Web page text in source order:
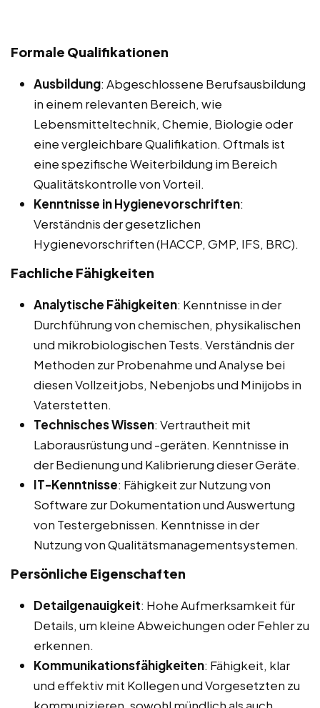
Formale Qualifikationen
Ausbildung: Abgeschlossene Berufsausbildung
in einem relevanten Bereich, wie
Lebensmitteltechnik, Chemie, Biologie oder
eine vergleichbare Qualifikation. Oftmals ist
eine spezifische Weiterbildung im Bereich
Qualitätskontrolle von Vorteil.
Kenntnisse in Hygienevorschriften:
Verständnis der gesetzlichen
Hygienevorschriften (HACCP, GMP, IFS, BRC).
Fachliche Fähigkeiten
Analytische Fähigkeiten: Kenntnisse in der
Durchführung von chemischen, physikalischen
und mikrobiologischen Tests. Verständnis der
Methoden zur Probenahme und Analyse bei
diesen Vollzeitjobs, Nebenjobs und Minijobs in
Vaterstetten.
Technisches Wissen: Vertrautheit mit
Laborausrüstung und -geräten. Kenntnisse in
der Bedienung und Kalibrierung dieser Geräte.
IT-Kenntnisse: Fähigkeit zur Nutzung von
Software zur Dokumentation und Auswertung
von Testergebnissen. Kenntnisse in der
Nutzung von Qualitätsmanagementsystemen.
Persönliche Eigenschaften
Detailgenauigkeit: Hohe Aufmerksamkeit für
Details, um kleine Abweichungen oder Fehler zu
erkennen.
Kommunikationsfähigkeiten: Fähigkeit, klar
und effektiv mit Kollegen und Vorgesetzten zu